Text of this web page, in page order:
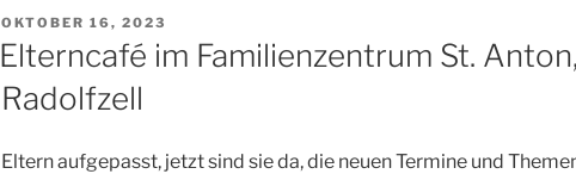
VERÖFFENTLICHT
AM
OKTOBER 16, 2023
Elterncafé im Familienzentrum St. Anton,
Radolfzell
Eltern aufgepasst, jetzt sind sie da, die neuen Termine und